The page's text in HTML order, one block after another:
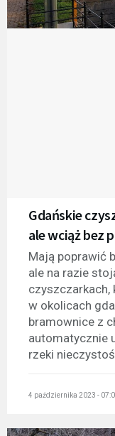
Gdańskie
ale wciąż bez
Mają poprawić
ale na razie
czyszczarkach,
w okolicach
bramownice z
automatycznie
rzeki
4 października 2023 -